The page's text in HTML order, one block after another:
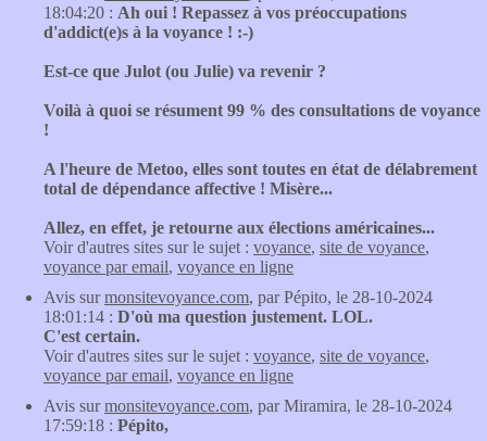
18:04:20 : Ah oui ! Repassez à vos préoccupations
d'addict(e)s à la voyance ! :-)
Est-ce que Julot (ou Julie) va revenir ?
Voilà à quoi se résument 99 % des consultations de voyance
!
A l'heure de Metoo, elles sont toutes en état de délabrement
total de dépendance affective ! Misère...
Allez, en effet, je retourne aux élections américaines...
Voir d'autres sites sur le sujet : voyance, site de voyance,
voyance par email, voyance en ligne
Avis surmonsitevoyance.com, par Pépito, le 28-10-2024
18:01:14 : D'où ma question justement. LOL.
C'est certain.
Voir d'autres sites sur le sujet : voyance, site de voyance,
voyance par email, voyance en ligne
Avis surmonsitevoyance.com, par Miramira, le 28-10-2024
17:59:18 : Pépito,